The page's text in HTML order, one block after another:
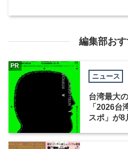
編集部お
ニュース
台湾最大
「2026台
スポ」が8
PR